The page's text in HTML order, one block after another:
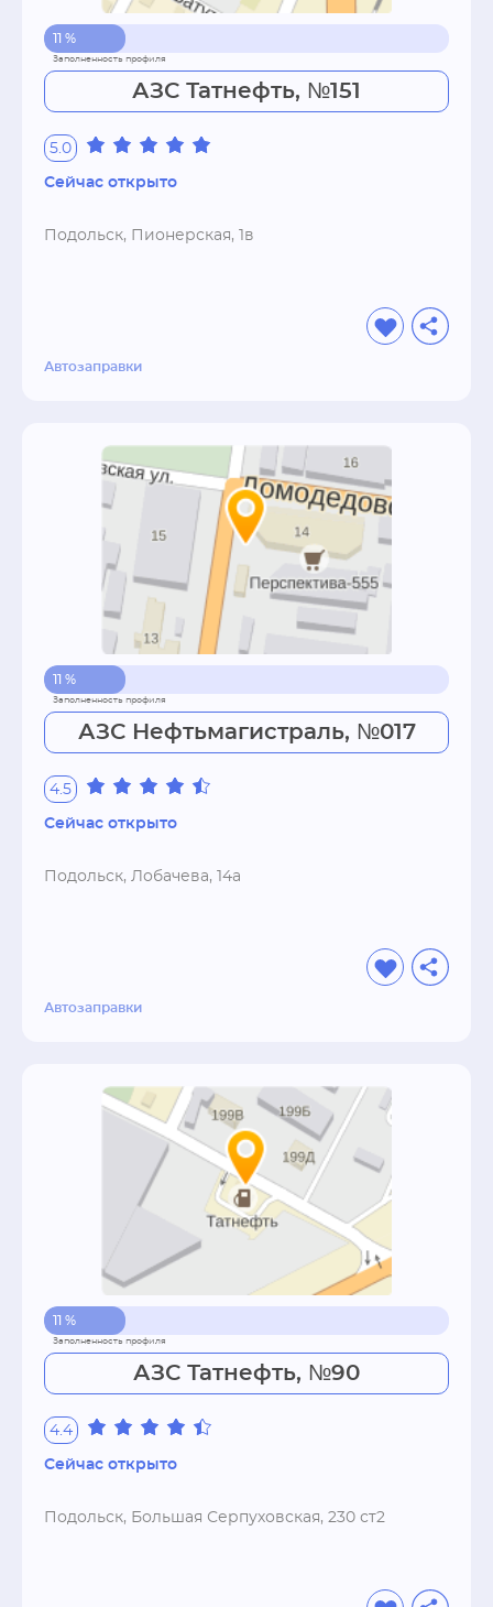
11 %
АЗС Татнефть, №151
5.0
Сейчас открыто
Подольск, Пионерская, 1в
Автозаправки
11 %
АЗС Нефтьмагистраль, №017
4.5
Сейчас открыто
Подольск, Лобачева, 14а
Автозаправки
11 %
АЗС Татнефть, №90
4.4
Сейчас открыто
Подольск, Большая Серпуховская, 230 ст2